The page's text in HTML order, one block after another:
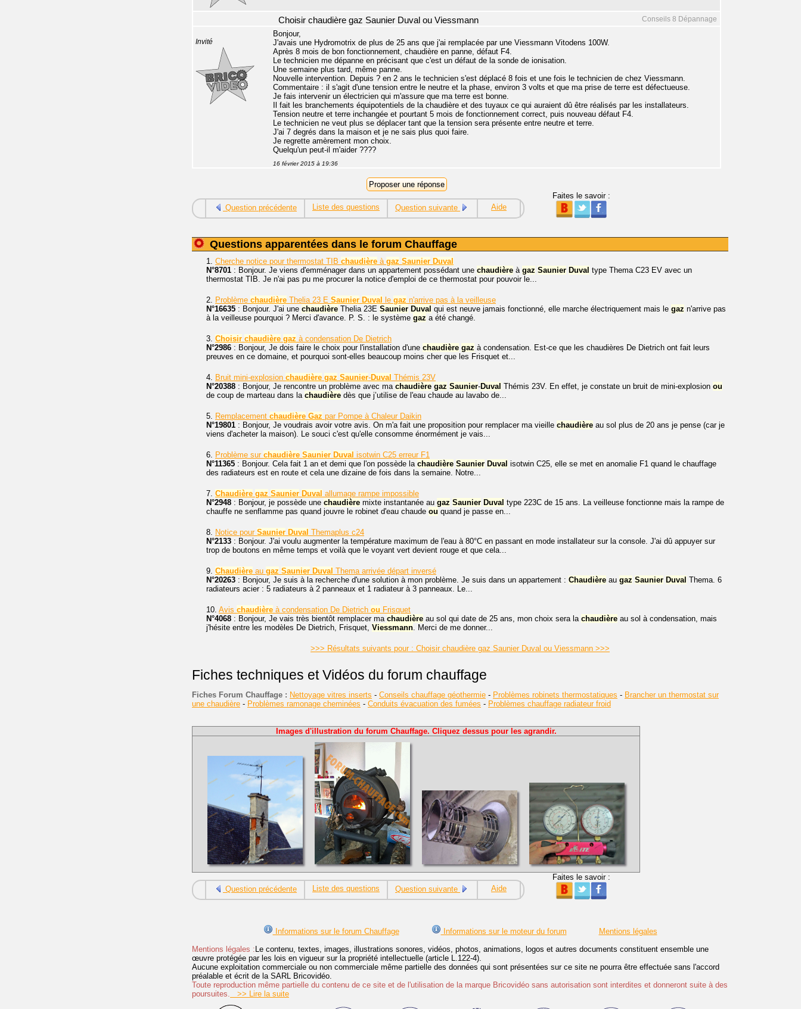
Conseils 8 Dépannage
Choisir chaudière gaz Saunier Duval ou Viessmann
Invité
Bonjour,
J'avais une Hydromotrix de plus de 25 ans que j'ai remplacée par une Viessmann Vitodens 100W.
Après 8 mois de bon fonctionnement, chaudière en panne, défaut F4.
Le technicien me dépanne en précisant que c'est un défaut de la sonde de ionisation.
Une semaine plus tard, même panne.
Nouvelle intervention. Depuis ? en 2 ans le technicien s'est déplacé 8 fois et une fois le technicien de chez Viessmann.
Commentaire : il s'agit d'une tension entre le neutre et la phase, environ 3 volts et que ma prise de terre est défectueuse.
Je fais intervenir un électricien qui m'assure que ma terre est bonne.
Il fait les branchements équipotentiels de la chaudière et des tuyaux ce qui auraient dû être réalisés par les installateurs.
Tension neutre et terre inchangée et pourtant 5 mois de fonctionnement correct, puis nouveau défaut F4.
Le technicien ne veut plus se déplacer tant que la tension sera présente entre neutre et terre.
J'ai 7 degrés dans la maison et je ne sais plus quoi faire.
Je regrette amèrement mon choix.
Quelqu'un peut-il m'aider ????
16 février 2015 à 19:36
Question précédente Liste des questions Question suivante Aide
Faites le savoir :
Questions apparentées dans le forum Chauffage
1. Cherche notice pour thermostat TIB chaudière à gaz Saunier Duval
N°8701 : Bonjour. Je viens d'emménager dans un appartement possédant une chaudière à gaz Saunier Duval type Thema C23 EV avec un
thermostat TIB. Je n'ai pas pu me procurer la notice d'emploi de ce thermostat pour pouvoir le...
2. Problème chaudière Thelia 23 E Saunier Duval le gaz n'arrive pas à la veilleuse
N°16635 : Bonjour. J'ai une chaudière Thelia 23E Saunier Duval qui est neuve jamais fonctionné, elle marche électriquement mais le gaz n'arrive pas
à la veilleuse pourquoi ? Merci d'avance. P. S. : le système gaz a été changé.
3. Choisir chaudière gaz à condensation De Dietrich
N°2986 : Bonjour, Je dois faire le choix pour l'installation d'une chaudière gaz à condensation. Est-ce que les chaudières De Dietrich ont fait leurs
preuves en ce domaine, et pourquoi sont-elles beaucoup moins cher que les Frisquet et...
4. Bruit mini-explosion chaudière gaz Saunier-Duval Thémis 23V
N°20388 : Bonjour, Je rencontre un problème avec ma chaudière gaz Saunier-Duval Thémis 23V. En effet, je constate un bruit de mini-explosion ou
de coup de marteau dans la chaudière dès que j’utilise de l'eau chaude au lavabo de...
5. Remplacement chaudière Gaz par Pompe à Chaleur Daikin
N°19801 : Bonjour, Je voudrais avoir votre avis. On m'a fait une proposition pour remplacer ma vieille chaudière au sol plus de 20 ans je pense (car je
viens d'acheter la maison). Le souci c'est qu'elle consomme énormément je vais...
6. Problème sur chaudière Saunier Duval isotwin C25 erreur F1
N°11365 : Bonjour. Cela fait 1 an et demi que l'on possède la chaudière Saunier Duval isotwin C25, elle se met en anomalie F1 quand le chauffage
des radiateurs est en route et cela une dizaine de fois dans la semaine. Notre...
7. Chaudière gaz Saunier Duval allumage rampe impossible
N°2948 : Bonjour, je possède une chaudière mixte instantanée au gaz Saunier Duval type 223C de 15 ans. La veilleuse fonctionne mais la rampe de
chauffe ne senflamme pas quand jouvre le robinet d'eau chaude ou quand je passe en...
8. Notice pour Saunier Duval Themaplus c24
N°2133 : Bonjour. J'ai voulu augmenter la température maximum de l'eau à 80°C en passant en mode installateur sur la console. J'ai dû appuyer sur
trop de boutons en même temps et voilà que le voyant vert devient rouge et que cela...
9. Chaudière au gaz Saunier Duval Thema arrivée départ inversé
N°20263 : Bonjour, Je suis à la recherche d'une solution à mon problème. Je suis dans un appartement : Chaudière au gaz Saunier Duval Thema. 6
radiateurs acier : 5 radiateurs à 2 panneaux et 1 radiateur à 3 panneaux. Le...
10. Avis chaudière à condensation De Dietrich ou Frisquet
N°4068 : Bonjour, Je vais très bientôt remplacer ma chaudière au sol qui date de 25 ans, mon choix sera la chaudière au sol à condensation, mais
j'hésite entre les modèles De Dietrich, Frisquet, Viessmann. Merci de me donner...
>>> Résultats suivants pour : Choisir chaudière gaz Saunier Duval ou Viessmann >>>
Fiches techniques et Vidéos du forum chauffage
Fiches Forum Chauffage : Nettoyage vitres inserts - Conseils chauffage géothermie - Problèmes robinets thermostatiques - Brancher un thermostat sur
une chaudière - Problèmes ramonage cheminées - Conduits évacuation des fumées - Problèmes chauffage radiateur froid
Images d'illustration du forum Chauffage. Cliquez dessus pour les agrandir.
Question précédente Liste des questions Question suivante Aide
Faites le savoir :
Informations sur le forum Chauffage Informations sur le moteur du forum
Mentions légales
Mentions légales : Le contenu, textes, images, illustrations sonores, vidéos, photos, animations, logos et autres documents constituent ensemble une
œuvre protégée par les lois en vigueur sur la propriété intellectuelle (article L.122-4).
Aucune exploitation commerciale ou non commerciale même partielle des données qui sont présentées sur ce site ne pourra être effectuée sans l'accord
préalable et écrit de la SARL Bricovidéo.
Toute reproduction même partielle du contenu de ce site et de l'utilisation de la marque Bricovidéo sans autorisation sont interdites et donneront suite à des
poursuites. >> Lire la suite